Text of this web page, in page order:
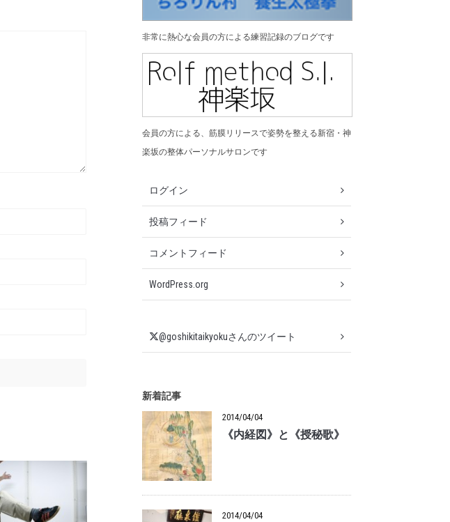
非常に熱心な会員の方による練習記録のブログです
会員の方による、筋膜リリースで姿勢を整える新宿・神
楽坂の整体パーソナルサロンです
ログイン
投稿フィード
コメントフィード
WordPress.org
@goshikitaikyokuさんのツイート
新着記事
2014/04/04
《内経図》と《授秘歌》
2014/04/04